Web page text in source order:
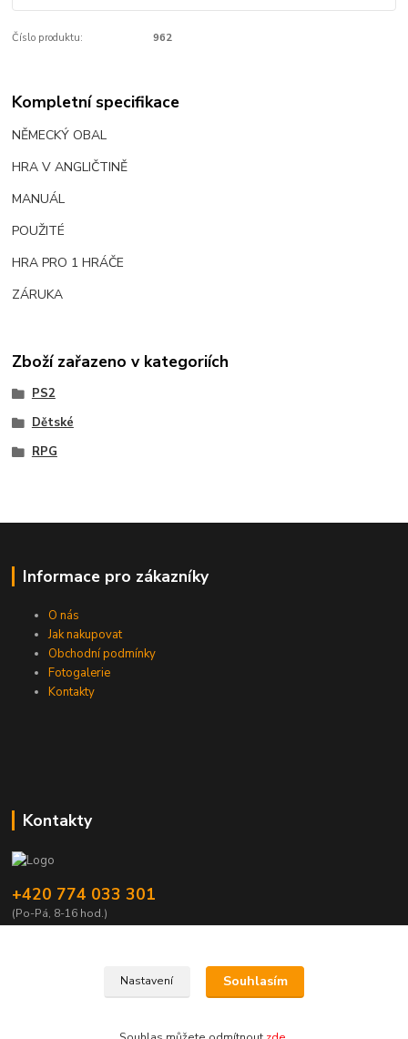
Číslo produktu: 962
Kompletní specifikace
NĚMECKÝ OBAL
HRA V ANGLIČTINĚ
MANUÁL
POUŽITÉ
HRA PRO 1 HRÁČE
ZÁRUKA
Zboží zařazeno v kategoriích
PS2
Dětské
RPG
Informace pro zákazníky
O nás
Jak nakupovat
Obchodní podmínky
Fotogalerie
Kontakty
Kontakty
+420 774 033 301
(Po-Pá, 8-16 hod.)
Nastavení Souhlasím